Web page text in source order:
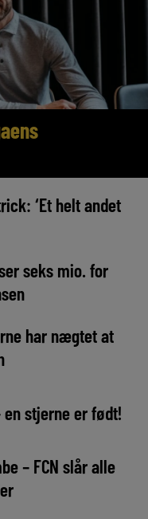
‘Et helt andet
seks mio. for
har nægtet at
en stjerne er født!
– FCN slår alle